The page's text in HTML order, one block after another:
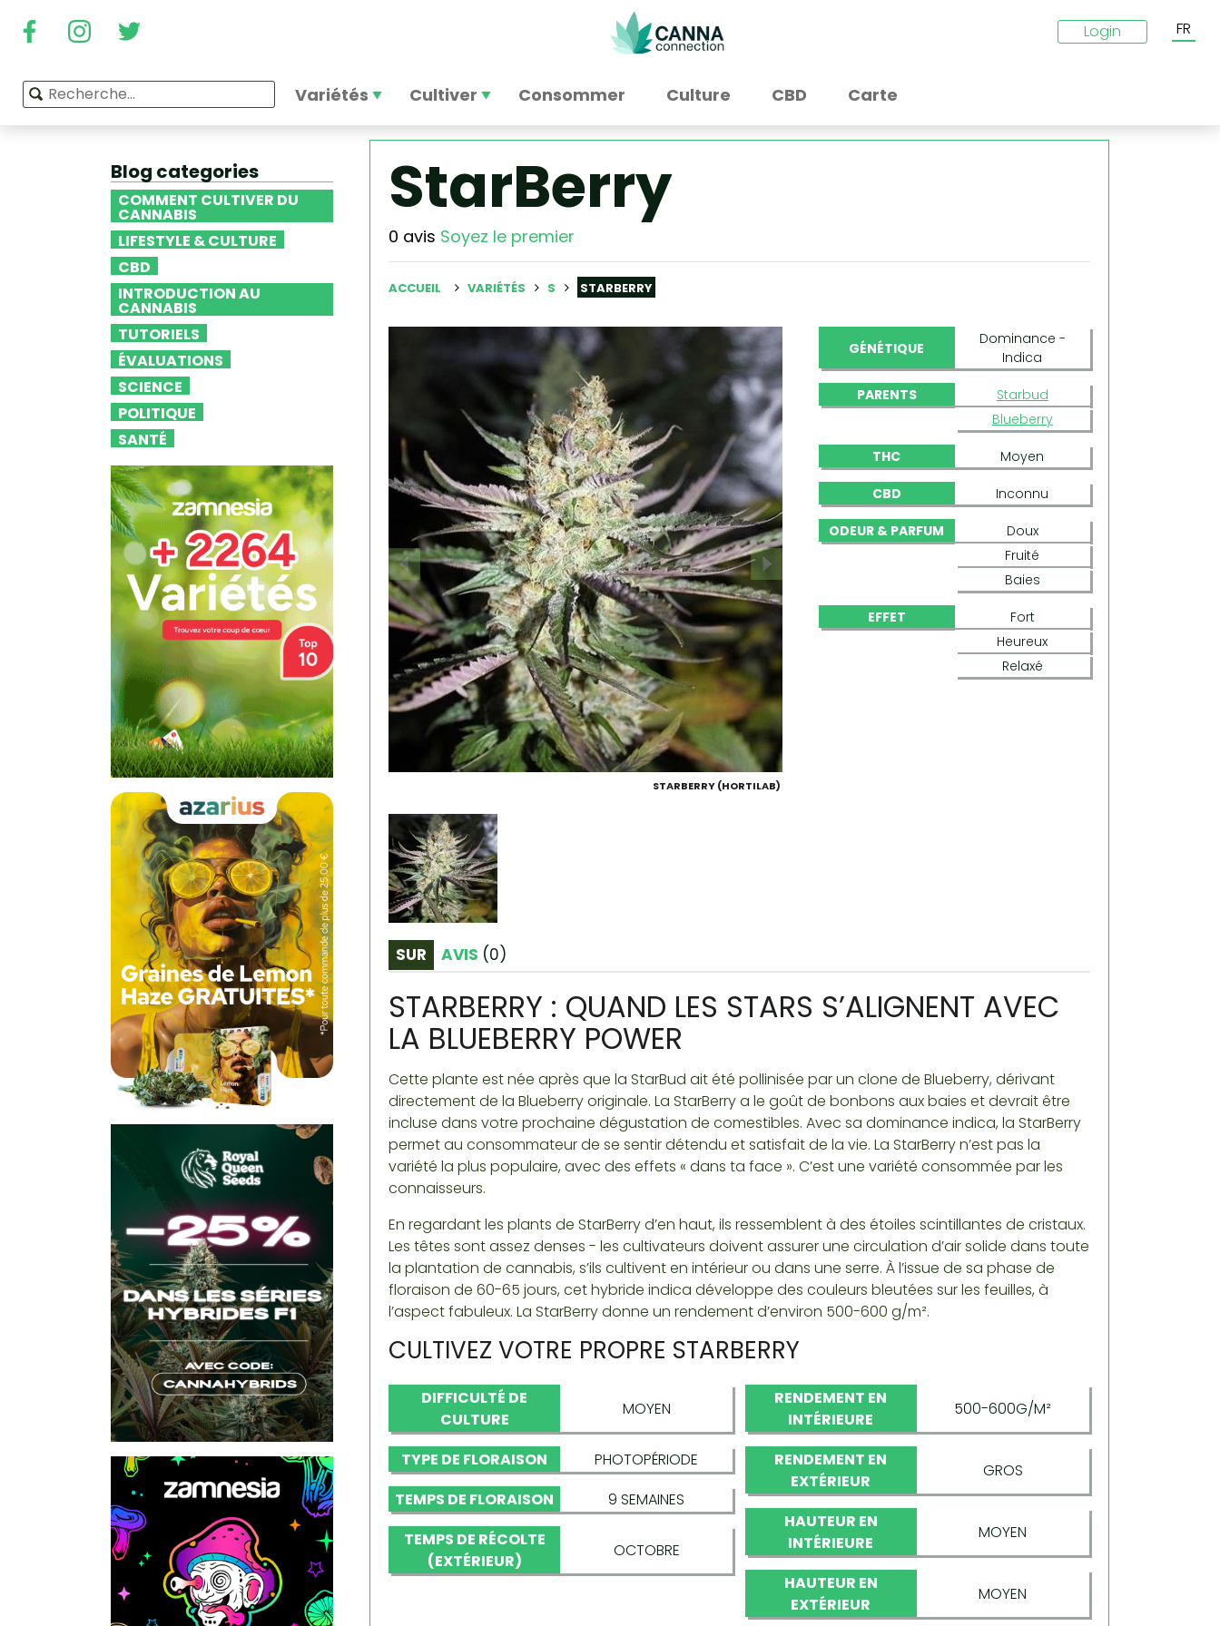
Login FR
Variétés Cultiver Consommer Culture CBD Carte
Blog categories
COMMENT CULTIVER DU
CANNABIS
LIFESTYLE & CULTURE
CBD
INTRODUCTION AU
CANNABIS
TUTORIELS
ÉVALUATIONS
SCIENCE
POLITIQUE
SANTÉ
StarBerry
0 avis Soyez le premier
ACCUEIL VARIÉTÉS S STARBERRY
STARBERRY (HORTILAB)
GÉNÉTIQUE
Dominance -
Indica
PARENTS
Starbud
Blueberry
THC Moyen
CBD Inconnu
ODEUR & PARFUM
Doux
Fruité
Baies
EFFET
Fort
Heureux
Relaxé
SUR AVIS (0)
STARBERRY : QUAND LES STARS S’ALIGNENT AVEC
LA BLUEBERRY POWER
Cette plante est née après que la StarBud ait été pollinisée par un clone de Blueberry, dérivant
directement de la Blueberry originale. La StarBerry a le goût de bonbons aux baies et devrait être
incluse dans votre prochaine dégustation de comestibles. Avec sa dominance indica, la StarBerry
permet au consommateur de se sentir détendu et satisfait de la vie. La StarBerry n’est pas la
variété la plus populaire, avec des effets « dans ta face ». C’est une variété consommée par les
connaisseurs.
En regardant les plants de StarBerry d’en haut, ils ressemblent à des étoiles scintillantes de cristaux.
Les têtes sont assez denses - les cultivateurs doivent assurer une circulation d’air solide dans toute
la plantation de cannabis, s’ils cultivent en intérieur ou dans une serre. À l’issue de sa phase de
floraison de 60-65 jours, cet hybride indica développe des couleurs bleutées sur les feuilles, à
l’aspect fabuleux. La StarBerry donne un rendement d’environ 500-600 g/m².
CULTIVEZ VOTRE PROPRE STARBERRY
DIFFICULTÉ DE
CULTURE
MOYEN
TYPE DE FLORAISON
PHOTOPÉRIODE
TEMPS DE FLORAISON
9 SEMAINES
TEMPS DE RÉCOLTE
(EXTÉRIEUR)
OCTOBRE
RENDEMENT EN
INTÉRIEURE
500-600G/M²
RENDEMENT EN
EXTÉRIEUR
GROS
HAUTEUR EN
INTÉRIEURE
MOYEN
HAUTEUR EN
EXTÉRIEUR
MOYEN